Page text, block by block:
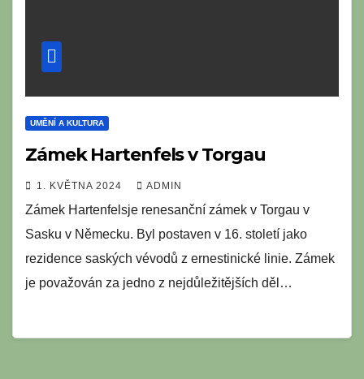
UMĚNÍ A KULTURA
Zámek Hartenfels v Torgau
1. KVĚTNA 2024 ADMIN
Zámek Hartenfelsje renesanční zámek v Torgau v
Sasku v Německu. Byl postaven v 16. století jako
rezidence saských vévodů z ernestinické linie. Zámek
je považován za jedno z nejdůležitějších děl…